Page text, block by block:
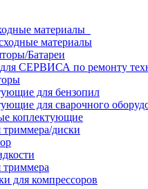
материалы
материалы
Батареи
для СЕРВИСА по ремонту
для бензопил
для сварочного
коплектующие
триммера/диски
для компрессоров